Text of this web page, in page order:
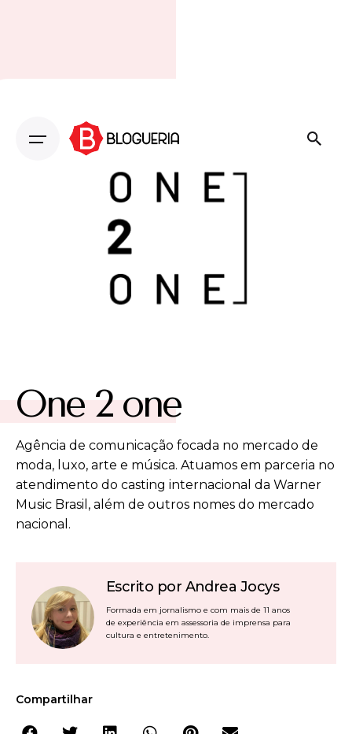
One 2 one
Agência de comunicação focada no mercado de
moda, luxo, arte e música. Atuamos em parceria no
atendimento do casting internacional da Warner
Music Brasil, além de outros nomes do mercado
nacional.
Escrito por Andrea Jocys
Formada em jornalismo e com mais de 11 anos
de experiência em assessoria de imprensa para
cultura e entretenimento.
Compartilhar